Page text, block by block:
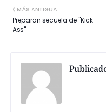
MÁS ANTIGUA
Preparan secuela de "Kick-
Ass"